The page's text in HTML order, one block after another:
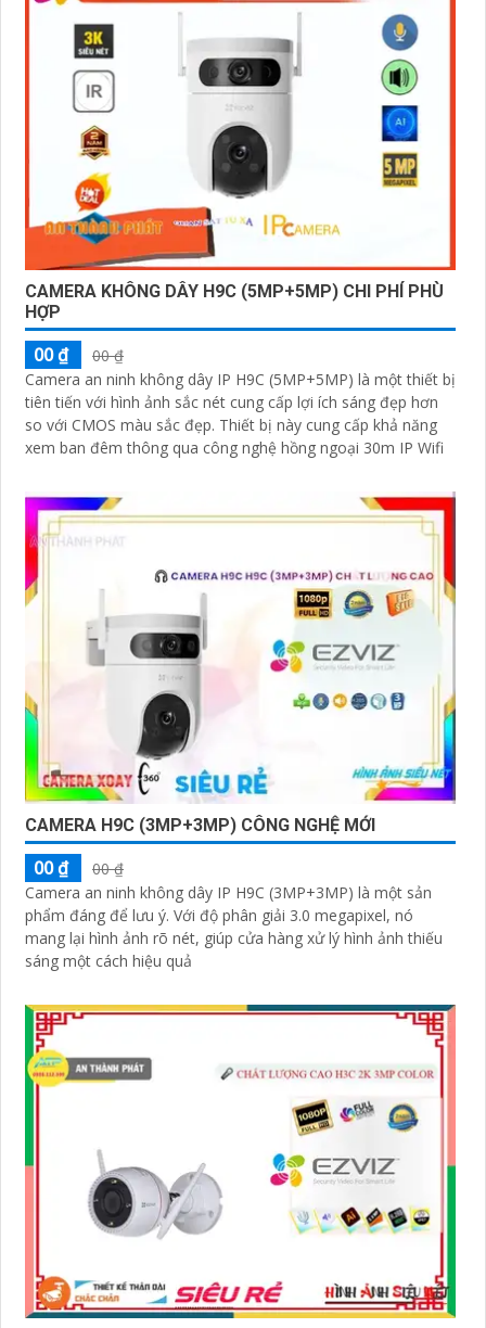
CAMERA KHÔNG DÂY H9C (5MP+5MP) CHI PHÍ PHÙ
HỢP
00 ₫
00 ₫
Camera an ninh không dây IP H9C (5MP+5MP) là một thiết bị
tiên tiến với hình ảnh sắc nét cung cấp lợi ích sáng đẹp hơn
so với CMOS màu sắc đẹp. Thiết bị này cung cấp khả năng
xem ban đêm thông qua công nghệ hồng ngoại 30m IP Wifi
CAMERA H9C (3MP+3MP) CÔNG NGHỆ MỚI
00 ₫
00 ₫
Camera an ninh không dây IP H9C (3MP+3MP) là một sản
phẩm đáng để lưu ý. Với độ phân giải 3.0 megapixel, nó
mang lại hình ảnh rõ nét, giúp cửa hàng xử lý hình ảnh thiếu
sáng một cách hiệu quả